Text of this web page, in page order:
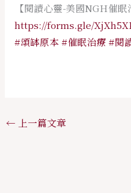
【閱讀心靈-美國NGH催眠
https://forms.gle/
#頌缽原本 #催眠治療 #閱
← 上一篇文章